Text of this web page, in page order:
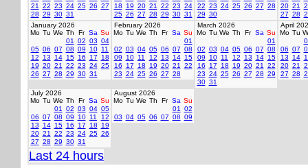
21
22 23 24 25 26 27
28 29 30 31
18
19 20 21 22 23 24
25 26 27 28 29 30 31
22 23 24 25 26 27 28
29 30
20 21
27 28
January 2026
Mo Tu We Th Fr Sa Su
01
02 03 04
05 06 07 08 09 10 11
12
13 14 15 16 17
18
19 20 21 22 23 24 25
26 27 28 29 30 31
February 2026
Mo Tu We Th Fr Sa Su
01
02 03 04 05 06 07 08
09
10 11 12 13 14 15
16
17 18 19 20 21
22
23 24 25 26 27 28
March 2026
Mo Tu We Th Fr Sa Su
01
02 03 04 05 06 07 08
09
10 11 12 13 14 15
16
17 18 19 20 21
22
23 24 25 26 27 28 29
30 31
April
Mo Tu
06 07
13
14
20 21
27 28
July 2026
Mo Tu We Th Fr Sa Su
01
02 03 04 05
06 07 08 09 10 11
12
13
14 15 16 17 18
19
20 21 22 23 24 25 26
27 28 29 30 31
August 2026
Mo Tu We Th Fr Sa Su
01
02
03 04 05 06 07 08 09
Last 24 hours